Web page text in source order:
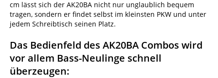
cm lässt sich der AK20BA nicht nur unglaublich bequem
tragen, sondern er findet selbst im kleinsten PKW und unter
jedem Schreibtisch seinen Platz.
Das Bedienfeld des AK20BA Combos wird
vor allem Bass-Neulinge schnell
überzeugen: